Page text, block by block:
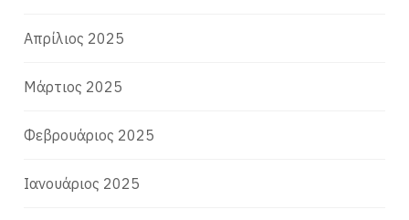
Απρίλιος 2025
Μάρτιος 2025
Φεβρουάριος 2025
Ιανουάριος 2025